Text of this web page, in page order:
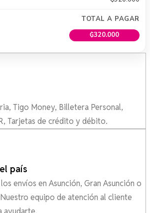
TOTAL A PAGAR
₲320.000
Tigo Money, Billetera Personal,
Tarjetas de crédito y débito.
país
envíos en Asunción, Gran Asunción o
equipo de atención al cliente